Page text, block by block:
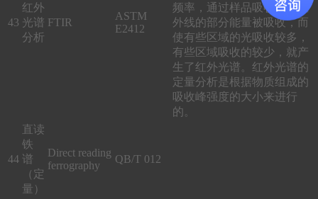
43
红外
光谱
分析
FTIR
ASTM
E2412
频率，通过样品吸收池的红
外线的部分能量被吸收，而
使有些区域的光吸收较多，
有些区域吸收的较少，就产
生了红外光谱。红外光谱的
定量分析是根据物质组成的
吸收峰强度的大小来进行
的。
44
直读
铁
谱
（定
量）
Direct reading
ferrography
QB/T 012